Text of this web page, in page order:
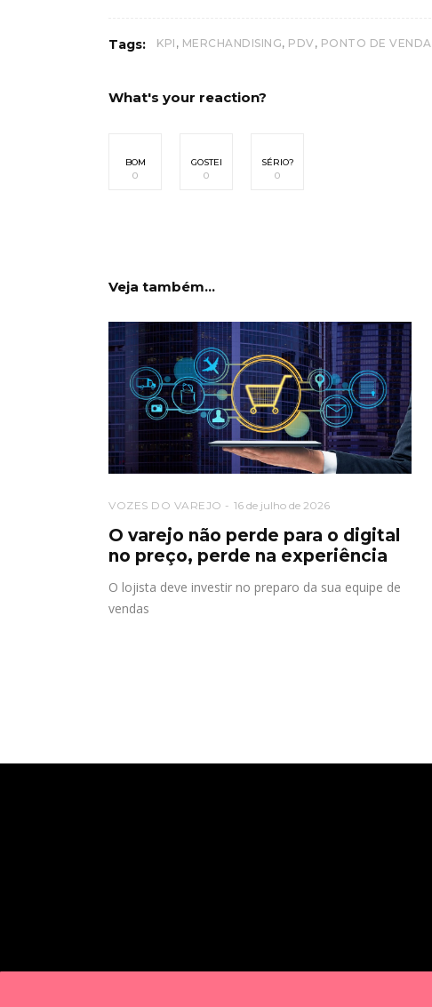
Tags: KPI , MERCHANDISING, PDV, PONTO DE VENDA
What's your reaction?
BOM
0
GOSTEI
0
SÉRIO?
0
Veja também...
VOZES DO VAREJO 16 de julho de 2026
O varejo não perde para o digital
no preço, perde na experiência
O lojista deve investir no preparo da sua equipe de
vendas